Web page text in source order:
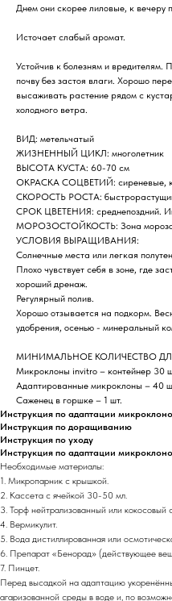
Днем они скорее лиловые, к вечеру
Источает слабый аромат.
Устойчив к болезням и вредителям.
почву без застоя влаги. Хорошо
высаживать растение рядом с
холодного ветра.
ВИД: метельчатый
ЖИЗНЕННЫЙ ЦИКЛ: многолетник
ВЫСОТА КУСТА: 60-70 см
ОКРАСКА СОЦВЕТИЙ: сиреневые, к
СКОРОСТЬ РОСТА:
СРОК ЦВЕТЕНИЯ: среднепоздний.
МОРОЗОСТОЙКОСТЬ: Зона
УСЛОВИЯ ВЫРАЩИВАНИЯ:
Солнечные места или легкая
Плохо чувствует себя в зоне, где
хороший дренаж.
Регулярный полив.
Хорошо отзывается на подкорм.
удобрения, осенью - минеральный
МИНИМАЛЬНОЕ КОЛИЧЕСТВО
Микроклоны invitro – контейнер 30
Адаптированные микроклоны – 40
Саженец в горшке – 1 шт.
Инструкция по адаптации
Инструкция по доращиванию
Инструкция по уходу
Инструкция по адаптации
Необходимые материалы:
1. Микропарник с крышкой.
2. Кассета с ячейкой 30-50 мл.
3. Торф нейтрализованный или кокосовый
4. Вермикулит.
5. Вода дистиллированная или
6. Препарат «Бенорад» (действующее
7. Пинцет.
Перед высадкой на адаптацию
агаризованной среды в воде и, по